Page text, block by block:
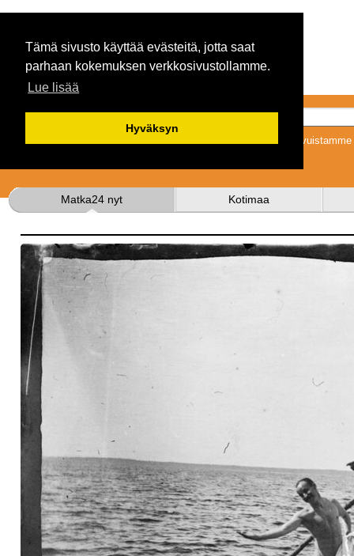
Tämä sivusto käyttää evästeitä, jotta saat
parhaan kokemuksen verkkosivustollamme.
Lue lisää
Hyväksyn
Tykkäämällä
Matka24 nyt Kotimaa